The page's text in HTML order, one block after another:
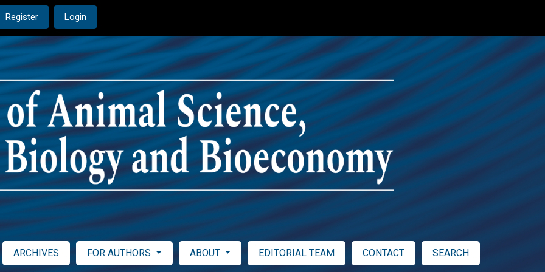
Register Login
ARCHIVES FOR AUTHORS ABOUT EDITORIAL TEAM CONTACT SEARCH